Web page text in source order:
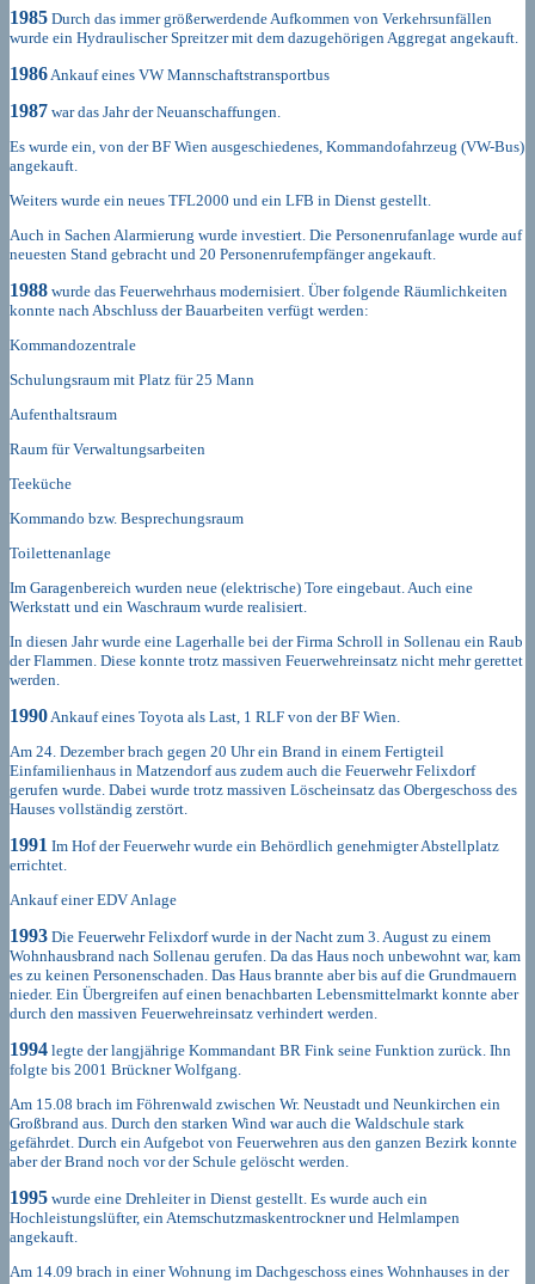
1985 Durch das immer größerwerdende Aufkommen von Verkehrsunfällen
wurde ein Hydraulischer Spreitzer mit dem dazugehörigen Aggregat angekauft.
1986Ankauf eines VW Mannschaftstransportbus
1987 war das Jahr der Neuanschaffungen.
Es wurde ein, von der BF Wien ausgeschiedenes, Kommandofahrzeug (VW-Bus)
angekauft.
Weiters wurde ein neues TFL2000 und ein LFB in Dienst gestellt.
Auch in Sachen Alarmierung wurde investiert. Die Personenrufanlage wurde auf
neuesten Stand gebracht und 20 Personenrufempfänger angekauft.
1988 wurde das Feuerwehrhaus modernisiert. Über folgende Räumlichkeiten
konnte nach Abschluss der Bauarbeiten verfügt werden:
Kommandozentrale
Schulungsraum mit Platz für 25 Mann
Aufenthaltsraum
Raum für Verwaltungsarbeiten
Teeküche
Kommando bzw. Besprechungsraum
Toilettenanlage
Im Garagenbereich wurden neue (elektrische) Tore eingebaut. Auch eine
Werkstatt und ein Waschraum wurde realisiert.
In diesen Jahr wurde eine Lagerhalle bei der Firma Schroll in Sollenau ein Raub
der Flammen. Diese konnte trotz massiven Feuerwehreinsatz nicht mehr gerettet
werden.
1990Ankauf eines Toyota als Last, 1 RLF von der BF Wien.
Am 24. Dezember brach gegen 20 Uhr ein Brand in einem Fertigteil
Einfamilienhaus in Matzendorf aus zudem auch die Feuerwehr Felixdorf
gerufen wurde. Dabei wurde trotz massiven Löscheinsatz das Obergeschoss des
Hauses vollständig zerstört.
1991 Im Hof der Feuerwehr wurde ein Behördlich genehmigter Abstellplatz
errichtet.
Ankauf einer EDV Anlage
1993 Die Feuerwehr Felixdorf wurde in der Nacht zum 3. August zu einem
Wohnhausbrand nach Sollenau gerufen. Da das Haus noch unbewohnt war, kam
es zu keinen Personenschaden. Das Haus brannte aber bis auf die Grundmauern
nieder. Ein Übergreifen auf einen benachbarten Lebensmittelmarkt konnte aber
durch den massiven Feuerwehreinsatz verhindert werden.
1994 legte der langjährige Kommandant BR Fink seine Funktion zurück. Ihn
folgte bis 2001 Brückner Wolfgang.
Am 15.08 brach im Föhrenwald zwischen Wr. Neustadt und Neunkirchen ein
Großbrand aus. Durch den starken Wind war auch die Waldschule stark
gefährdet. Durch ein Aufgebot von Feuerwehren aus den ganzen Bezirk konnte
aber der Brand noch vor der Schule gelöscht werden.
1995 wurde eine Drehleiter in Dienst gestellt. Es wurde auch ein
Hochleistungslüfter, ein Atemschutzmaskentrockner und Helmlampen
angekauft.
Am 14.09 brach in einer Wohnung im Dachgeschoss eines Wohnhauses in der